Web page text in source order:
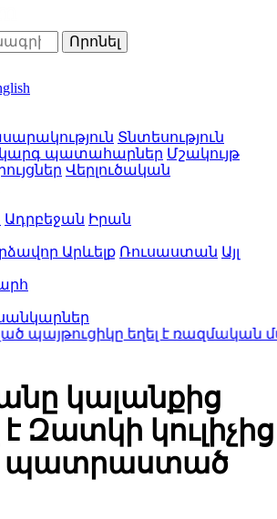
Տնտեսություն
պատահարներ Մշակույթ
Վերլուծական
Ադրբեջան Իրան
Արևելք Ռուսաստան Այլ
եղել է ռազմական
կալանքից
Զատկի կուլիչից
պատրաստած